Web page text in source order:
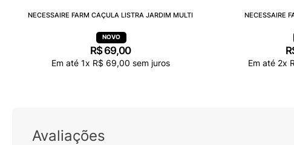
NECESSAIRE FARM CAÇULA LISTRA JARDIM MULTI
R$69,00
Em até 1x R$ 69,00 sem juros
NECESSAIRE
Em até 2x
Avaliações